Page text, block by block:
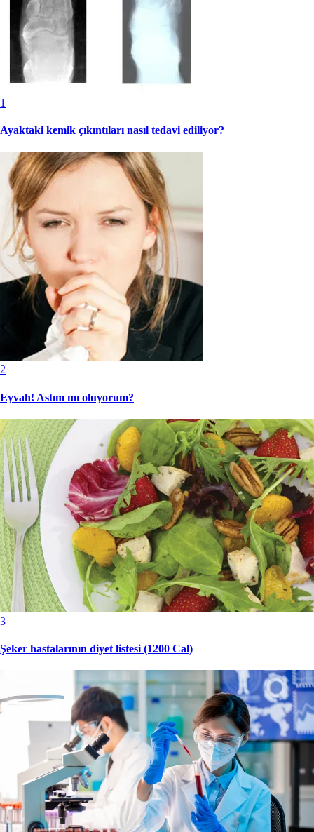
1
Ayaktaki kemik çıkıntıları nasıl tedavi ediliyor?
2
Eyvah! Astım mı oluyorum?
3
Şeker hastalarının diyet listesi (1200 Cal)